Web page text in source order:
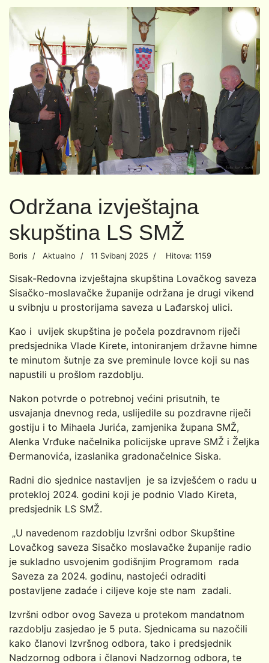
Održana izvještajna
skupština LS SMŽ
Boris Aktualno 11 Svibanj 2025 Hitova: 1159
Sisak-Redovna izvještajna skupština Lovačkog saveza
Sisačko-moslavačke županije održana je drugi vikend
u svibnju u prostorijama saveza u Lađarskoj ulici.
Kao i uvijek skupština je počela pozdravnom riječi
predsjednika Vlade Kirete, intoniranjem državne himne
te minutom šutnje za sve preminule lovce koji su nas
napustili u prošlom razdoblju.
Nakon potvrde o potrebnoj većini prisutnih, te
usvajanja dnevnog reda, uslijedile su pozdravne riječi
gostiju i to Mihaela Jurića, zamjenika župana SMŽ,
Alenka Vrđuke načelnika policijske uprave SMŽ i Željka
Đermanovića, izaslanika gradonačelnice Siska.
Radni dio sjednice nastavljen je sa izvješćem o radu u
protekloj 2024. godini koji je podnio Vlado Kireta,
predsjednik LS SMŽ.
„U navedenom razdoblju Izvršni odbor Skupštine
Lovačkog saveza Sisačko moslavačke županije radio
je sukladno usvojenim godišnjim Programom rada
Saveza za 2024. godinu, nastojeći odraditi
postavljene zadaće i ciljeve koje ste nam zadali.
Izvršni odbor ovog Saveza u protekom mandatnom
razdoblju zasjedao je 5 puta. Sjednicama su nazočili
kako članovi Izvršnog odbora, tako i predsjednik
Nadzornog odbora i članovi Nadzornog odbora, te